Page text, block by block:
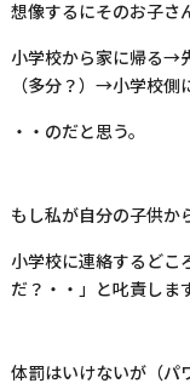
想像するにそのお子さ
小学校から家に帰る→
（多分？）→小学校側
・・のだと思う。
もし私が自分の子供か
小学校に連絡するどこ
だ？・・」と叱責しま
体罰はいけないが（パ